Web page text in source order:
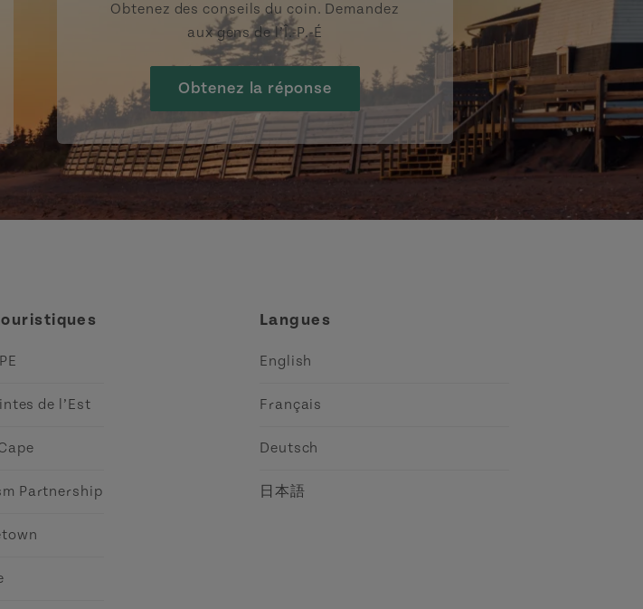
Obtenez des conseils du coin. Demandez
aux gens de l’Î.-P.-É
Obtenez la réponse
de l’Est
Partnership
Langues
English
Français
Deutsch
日本語